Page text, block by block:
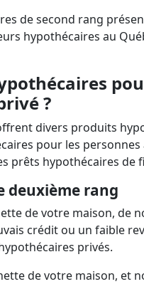
de second rang
hypothécaires au
?
divers produits
pour les
prêts hypothécaires de
deuxième rang
de votre maison, de
crédit ou un faible
privés.
de votre maison, et